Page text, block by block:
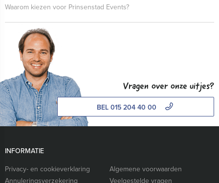
Waarom kiezen voor Prinsenstad Events?
Vragen over onze uitjes?
BEL 015 204 40 00
INFORMATIE
Privacy- en cookieverklaring
Algemene voorwaarden
Annuleringsverzekering
Veelgestelde vragen